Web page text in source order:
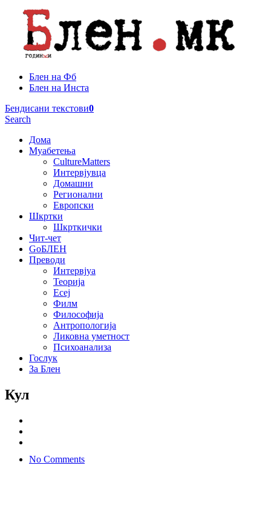
Блен на Фб
Блен на Инста
Бендисани текстови0
Search
Дома
Муабетења
CultureMatters
Интервјувца
Домашни
Регионални
Европски
Шкртки
Шкрткички
Чит-чет
GoБЛЕН
Преводи
Интервјуа
Теорија
Есеј
Филм
Философија
Антропологија
Ликовна уметност
Психоанализа
Гослук
За Блен
Кул
No Comments